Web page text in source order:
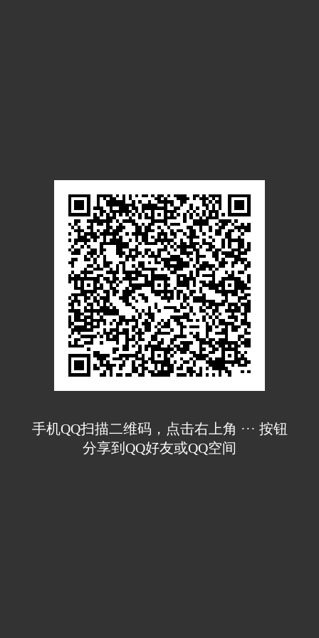
手机QQ扫描二维码，点击右上角 ··· 按钮
分享到QQ好友或QQ空间